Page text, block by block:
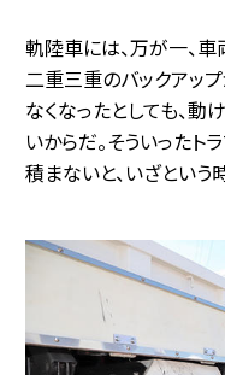
軌陸車には、万が一、
二重三重のバックアッ
なくなったとしても、動
いからだ。そういった
積まないと、いざという